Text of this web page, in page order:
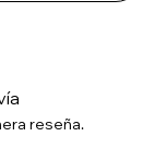
reseña.